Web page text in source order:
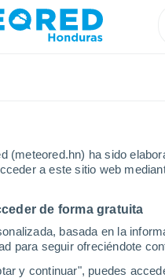
(meteored.hn) ha sido
a este sitio web
de forma gratuita
basada en la
para seguir ofreciéndote
y continuar", puedes
Estado de San Luis Potosí
en el